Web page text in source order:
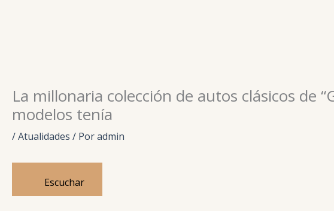
La millonaria colección de autos clásicos de
modelos tenía
/Atualidades / Poradmin
Escuchar